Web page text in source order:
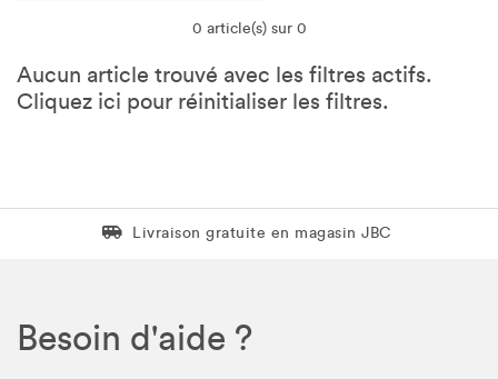
0 article(s) sur 0
Aucun article trouvé avec les filtres actifs.
Cliquez ici pour réinitialiser les filtres.
Livraison gratuite en magasin JBC
Livraison gratuite en magasin JBC
Besoin d'aide ?